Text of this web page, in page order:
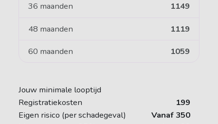
36 maanden 1149
48 maanden 1119
60 maanden 1059
Jouw minimale looptijd
Registratiekosten
199
Eigen risico (per schadegeval)
Vanaf 350